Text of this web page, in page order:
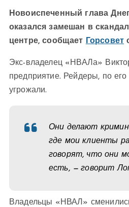
Новоиспеченный глава
оказался замешан в
центре, сообщает
Горсовет
Экс-владелец «НВАЛа»
предприятие. Рейдеры, по
угрожали.
Они делают
где мои клиенты
говорят, что они
есть, — говорит
Владельцы «НВАЛ»